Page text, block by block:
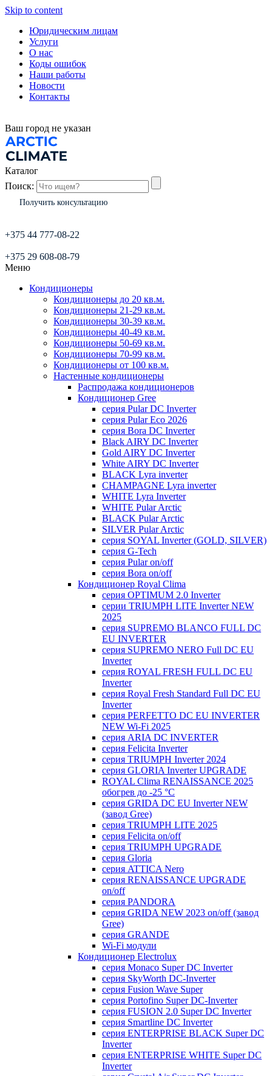
Skip to content
Юридическим лицам
Услуги
О нас
Коды ошибок
Наши работы
Новости
Контакты
Ваш город не указан
Каталог
Поиск:
Получить консультацию
+375 44 777-08-22
+375 29 608-08-79
Меню
Кондиционеры
Кондиционеры до 20 кв.м.
Кондиционеры 21-29 кв.м.
Кондиционеры 30-39 кв.м.
Кондиционеры 40-49 кв.м.
Кондиционеры 50-69 кв.м.
Кондиционеры 70-99 кв.м.
Кондиционеры от 100 кв.м.
Настенные кондиционеры
Распродажа кондиционеров
Кондиционер Gree
серия Pular DC Inverter
серия Pular Eco 2026
серия Bora DC Inverter
Black AIRY DC Inverter
Gold AIRY DC Inverter
White AIRY DC Inverter
BLACK Lyra inverter
CHAMPAGNE Lyra inverter
WHITE Lyra Inverter
WHITE Pular Arctic
BLACK Pular Arctic
SILVER Pular Arctic
серия SOYAL Inverter (GOLD, SILVER)
серия G-Tech
серия Pular on/off
серия Bora on/off
Кондиционер Royal Clima
серия OPTIMUM 2.0 Inverter
серии TRIUMPH LITE Inverter NEW
2025
серия SUPREMO BLANCO FULL DC
EU INVERTER
серия SUPREMO NERO Full DC EU
Inverter
серия ROYAL FRESH FULL DC EU
Inverter
серия Royal Fresh Standard Full DC EU
Inverter
серия PERFETTO DC EU INVERTER
NEW Wi-Fi 2025
серия ARIA DC INVERTER
серия Felicita Inverter
серия TRIUMPH Inverter 2024
серия GLORIA Inverter UPGRADE
ROYAL Clima RENAISSANCE 2025
обогрев до -25 °С
серия GRIDA DC EU Inverter NEW
(завод Gree)
серия TRIUMPH LITE 2025
серия Felicita on/off
серия TRIUMPH UPGRADE
серия Gloria
серия ATTICA Nero
серия RENAISSANCE UPGRADE
on/off
серия PANDORA
серия GRIDA NEW 2023 on/off (завод
Gree)
серия GRANDE
Wi-Fi модули
Кондиционер Electrolux
серия Monaco Super DC Inverter
серия SkyWorth DC-Inverter
серия Fusion Wave Super
серия Portofino Super DC-Inverter
серия FUSION 2.0 Super DC Іnverter
серия Smartline DC Inverter
серия ENTERPRISE BLACK Super DC
Inverter
серия ENTERPRISE WHITE Super DC
Inverter